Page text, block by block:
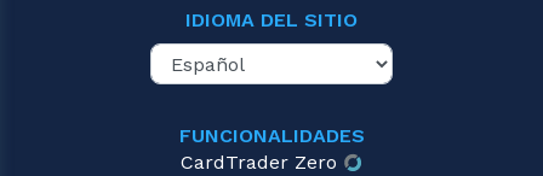
IDIOMA DEL SITIO
FUNCIONALIDADES
CardTrader Zero